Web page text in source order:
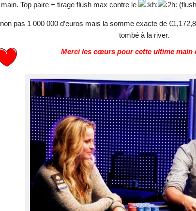
main. Top paire + tirage flush max contre le
non pas 1 000 000 d’euros mais la somme exacte de
tombé à la river.
Merci les cœurs pour cette ultime main